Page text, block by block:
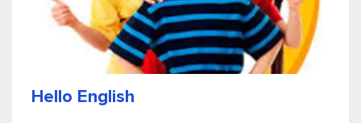
Hello English